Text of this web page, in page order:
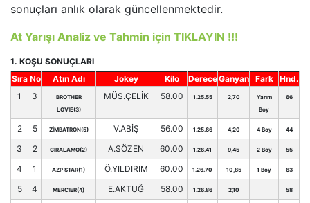
sonuçları anlık olarak güncellenmektedir.
At Yarışı Analiz ve Tahmin için TIKLAYIN !!!
1. KOŞU SONUÇLARI
Sıra No Atın Adı Jokey Kilo DereceGanyan Fark Hnd.
1
3
BROTHER
LOVIE(3)
MÜS.ÇELİK 58.00 1.25.55 2,70
Yarım
Boy
66
2 5 ZİMBATRON(5) V.ABİŞ 56.00 1.25.66 4,20 4 Boy 44
3 2 GIRALAMO(2) A.SÖZEN 60.00 1.26.41 9,45 2 Boy 55
4 1 AZP STAR(1) Ö.YILDIRIM 60.00 1.26.70 10,85 1 Boy 63
5 4 MERCIER(4) E.AKTUĞ 58.00 1.26.86 2,10 58